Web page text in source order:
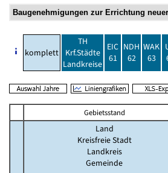
komplett
TH
Krf.Städte
Landkreise
EIC
61
NDH
62
WAK
63
Gebietsstand
Land
Kreisfreie Stadt
Landkreis
Gemeinde